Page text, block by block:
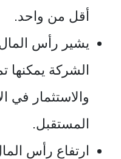
أقل من واحد.
يشير رأس المال
الشركة يمكنها
والاستثمار في
المستقبل.
ارتفاع رأس